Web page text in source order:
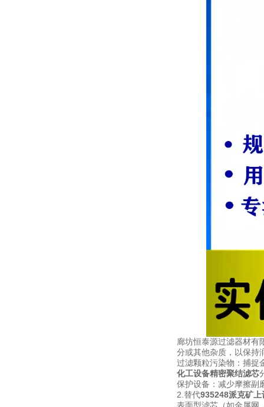
廊坊恒泰源过滤器材有
分或其他杂质，以保持
过滤颗粒污染物：捕捉
化工设备精密聚结滤芯
保护设备：减少摩擦副
2.替代935248派克矿上